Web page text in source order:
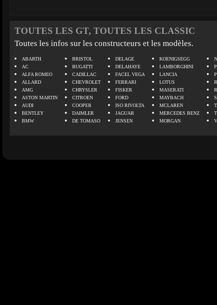
TOUTES LES GT, TOUTES LES CLASSIC
Toutes les infos sur les constructeurs et les modèles.
ABARTH
AC
ALFA ROMEO
ALLARD
AMG
ASTON MARTIN
AUDI
BENTLEY
BMW
BRISTOL
BUGATTI
CADILLAC
CHEVROLET
CHRYSLER
CITROEN
COOPER
DAIMLER
DE TOMASO
DELAGE
DELAHAYE
FACEL VEGA
FERRARI
FISKER
FORD
ISO RIVOLTA
JAGUAR
JENSEN
KOENIGSEGG
LAMBORGHINI
LANCIA
LOTUS
MASERATI
MAYBACH
MCLAREN
MERCEDES BENZ
MORGAN